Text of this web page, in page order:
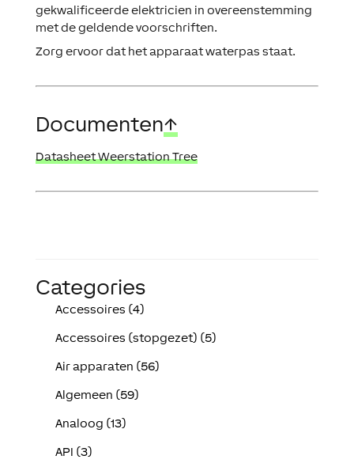
gekwalificeerde elektricien in overeenstemming
met de geldende voorschriften.
Zorg ervoor dat het apparaat waterpas staat.
Documenten↑
Datasheet Weerstation Tree
Categories
Accessoires (4)
Accessoires (stopgezet) (5)
Air apparaten (56)
Algemeen (59)
Analoog (13)
API (3)